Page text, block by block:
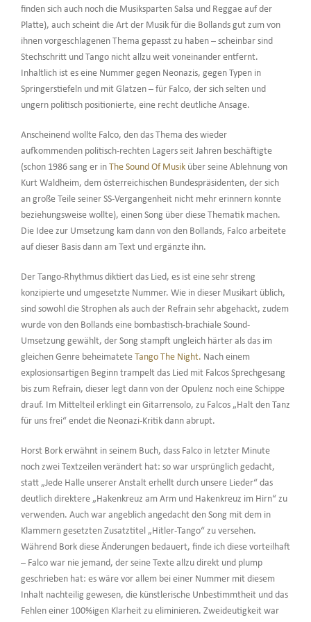
finden sich auch noch die Musiksparten Salsa und Reggae auf der
Platte), auch scheint die Art der Musik für die Bollands gut zum von
ihnen vorgeschlagenen Thema gepasst zu haben – scheinbar sind
Stechschritt und Tango nicht allzu weit voneinander entfernt.
Inhaltlich ist es eine Nummer gegen Neonazis, gegen Typen in
Springerstiefeln und mit Glatzen – für Falco, der sich selten und
ungern politisch positionierte, eine recht deutliche Ansage.
Anscheinend wollte Falco, den das Thema des wieder
aufkommenden politisch-rechten Lagers seit Jahren beschäftigte
(schon 1986 sang er in The Sound Of Musiküber seine Ablehnung von
Kurt Waldheim, dem österreichischen Bundespräsidenten, der sich
an große Teile seiner SS-Vergangenheit nicht mehr erinnern konnte
beziehungsweise wollte), einen Song über diese Thematik machen.
Die Idee zur Umsetzung kam dann von den Bollands, Falco arbeitete
auf dieser Basis dann am Text und ergänzte ihn.
Der Tango-Rhythmus diktiert das Lied, es ist eine sehr streng
konzipierte und umgesetzte Nummer. Wie in dieser Musikart üblich,
sind sowohl die Strophen als auch der Refrain sehr abgehackt, zudem
wurde von den Bollands eine bombastisch-brachiale Sound-
Umsetzung gewählt, der Song stampft ungleich härter als das im
gleichen Genre beheimatete Tango The Night. Nach einem
explosionsartigen Beginn trampelt das Lied mit Falcos Sprechgesang
bis zum Refrain, dieser legt dann von der Opulenz noch eine Schippe
drauf. Im Mittelteil erklingt ein Gitarrensolo, zu Falcos „Halt den Tanz
für uns frei“ endet die Neonazi-Kritik dann abrupt.
Horst Bork erwähnt in seinem Buch, dass Falco in letzter Minute
noch zwei Textzeilen verändert hat: so war ursprünglich gedacht,
statt „Jede Halle unserer Anstalt erhellt durch unsere Lieder“ das
deutlich direktere „Hakenkreuz am Arm und Hakenkreuz im Hirn“ zu
verwenden. Auch war angeblich angedacht den Song mit dem in
Klammern gesetzten Zusatztitel „Hitler-Tango“ zu versehen.
Während Bork diese Änderungen bedauert, finde ich diese vorteilhaft
– Falco war nie jemand, der seine Texte allzu direkt und plump
geschrieben hat: es wäre vor allem bei einer Nummer mit diesem
Inhalt nachteilig gewesen, die künstlerische Unbestimmtheit und das
Fehlen einer 100%igen Klarheit zu eliminieren. Zweideutigkeit war